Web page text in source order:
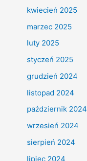
kwiecień 2025
marzec 2025
luty 2025
styczeń 2025
grudzień 2024
listopad 2024
październik 2024
wrzesień 2024
sierpień 2024
lipiec 2024